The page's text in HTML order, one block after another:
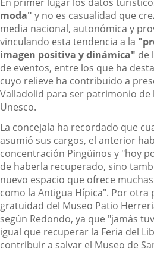
moda" y no es casualidad que
media nacional, autonómica y
vinculando esta tendencia a la
imagen positiva y dinámica" de
de eventos, entre los que ha
cuyo relieve ha contribuido a
Valladolid para ser patrimonio de
Unesco.
La concejala ha recordado que
asumió sus cargos, el anterior
concentración Pingüinos y "hoy
de haberla recuperado, sino
nuevo espacio que ofrece
como la Antigua Hípica". Por otra
gratuidad del Museo Patio
según Redondo, ya que "jamás
igual que recuperar la Feria del
contribuir a salvar el Museo de